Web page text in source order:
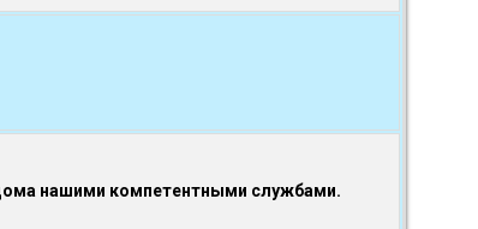
нашими компетентными службами.